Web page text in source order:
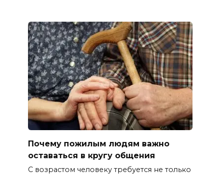
Почему пожилым людям важно
оставаться в кругу общения
С возрастом человеку требуется не только